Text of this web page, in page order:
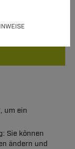
um ein
Sie können
ändern und